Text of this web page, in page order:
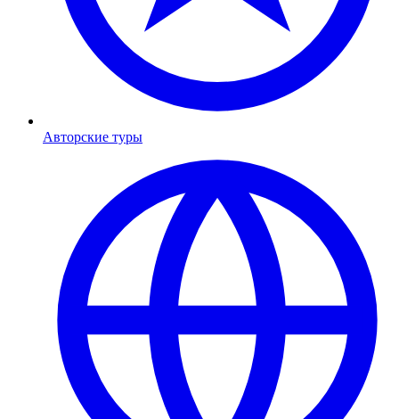
Авторские туры